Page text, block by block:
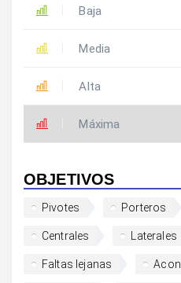
Baja
Media
Alta
Máxima
OBJETIVOS
Pivotes Porteros
Centrales Laterales
Faltas lejanas